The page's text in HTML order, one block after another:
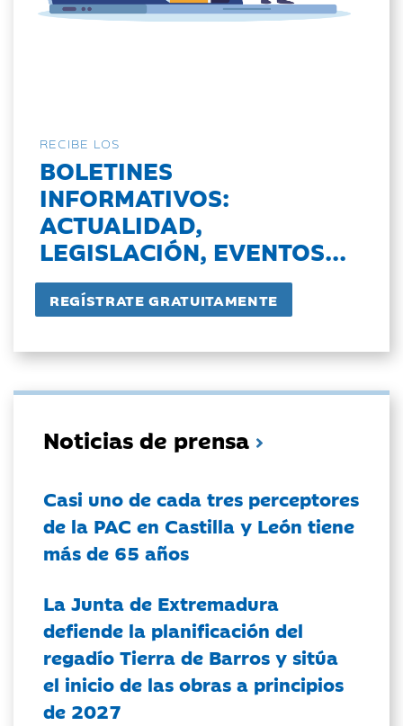
RECIBE LOS
BOLETINES
INFORMATIVOS:
ACTUALIDAD,
LEGISLACIÓN, EVENTOS...
Noticias de prensa
Casi uno de cada tres perceptores
de la PAC en Castilla y León tiene
más de 65 años
La Junta de Extremadura
defiende la planificación del
regadío Tierra de Barros y sitúa
el inicio de las obras a principios
de 2027